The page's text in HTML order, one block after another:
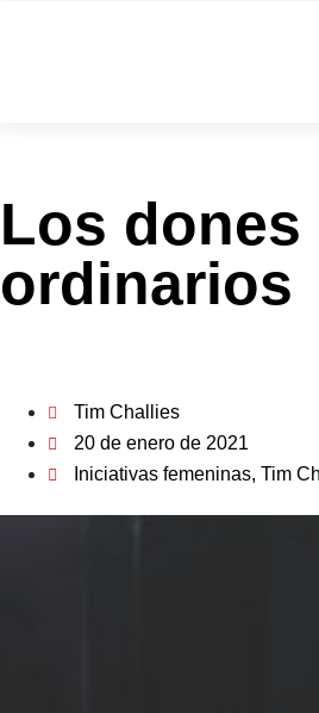
Los
ordinarios
Tim Challies
20 de enero de 2021
Iniciativas femeninas, Tim